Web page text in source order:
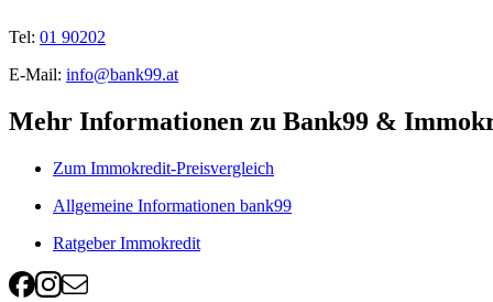
Tel: 01 90202
E-Mail: info@bank99.at
Mehr Informationen zu Bank99 &
Zum Immokredit-Preisvergleich
Allgemeine Informationen bank99
Ratgeber Immokredit